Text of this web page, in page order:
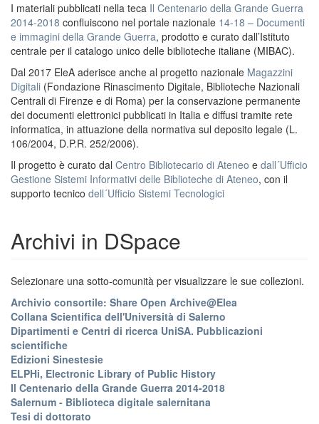
I materiali pubblicati nella teca Il Centenario della Grande Guerra
2014-2018 confluiscono nel portale nazionale 14-18 – Documenti
e immagini della Grande Guerra, prodotto e curato dall’Istituto
centrale per il catalogo unico delle biblioteche italiane (MIBAC).
Dal 2017 EleA aderisce anche al progetto nazionale Magazzini
Digitali (Fondazione Rinascimento Digitale, Biblioteche Nazionali
Centrali di Firenze e di Roma) per la conservazione permanente
dei documenti elettronici pubblicati in Italia e diffusi tramite rete
informatica, in attuazione della normativa sul deposito legale (L.
106/2004, D.P.R. 252/2006).
Il progetto è curato dal Centro Bibliotecario di Ateneo e dall´Ufficio
Gestione Sistemi Informativi delle Biblioteche di Ateneo, con il
supporto tecnico dell´Ufficio Sistemi Tecnologici
Archivi in DSpace
Selezionare una sotto-comunità per visualizzare le sue collezioni.
Archivio consortile: Share Open Archive@Elea
Collana Scientifica dell'Università di Salerno
Dipartimenti e Centri di ricerca UniSA. Pubblicazioni
scientifiche
Edizioni Sinestesie
ELPHi, Electronic Library of Public History
Il Centenario della Grande Guerra 2014-2018
Salernum - Biblioteca digitale salernitana
Tesi di dottorato